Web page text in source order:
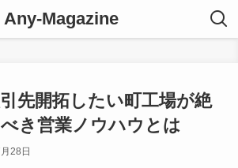
Any-Magazine
先開拓したい町工場が絶
き営業ノウハウとは
28日